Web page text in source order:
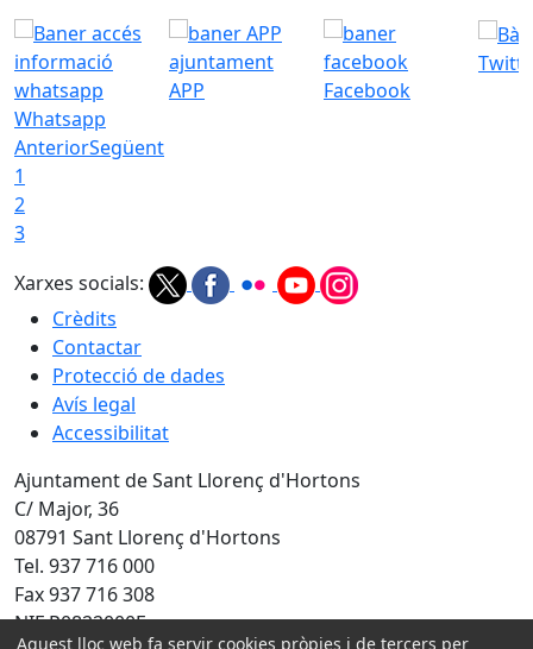
Whatsapp
APP Facebook
AnteriorSegüent
1
2
3
Xarxes socials:
Crèdits
Contactar
Protecció de dades
Avís legal
Accessibilitat
Ajuntament de Sant Llorenç d'Hortons
C/ Major, 36
08791 Sant Llorenç d'Hortons
Tel. 937 716 000
Fax 937 716 308
NIF P0822000F
Aquest lloc web fa servir cookies pròpies i de tercers per